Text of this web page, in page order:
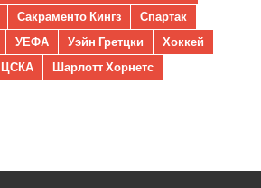
Сакраменто Кингз
Спартак
УЕФА Уэйн Гретцки
Хоккей
ЦСКА Шарлотт Хорнетс